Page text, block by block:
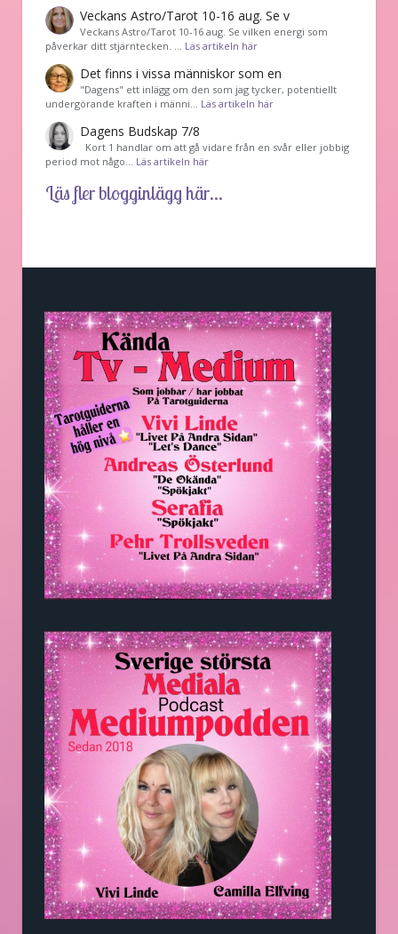
Veckans Astro/Tarot 10-16 aug. Se v
Veckans Astro/Tarot 10-16 aug. Se vilken energi som
påverkar ditt stjärntecken. … Läs artikeln här
Det finns i vissa människor som en
"Dagens" ett inlägg om den som jag tycker, potentiellt
undergörande kraften i männi… Läs artikeln här
Dagens Budskap 7/8
Kort 1 handlar om att gå vidare från en svår eller jobbig
period mot någo… Läs artikeln här
Läs fler blogginlägg här...